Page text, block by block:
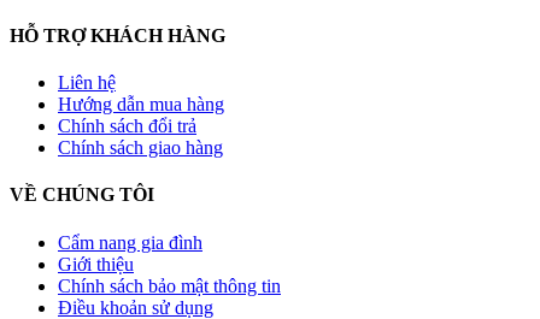
HỖ TRỢ KHÁCH HÀNG
Liên hệ
Hướng dẫn mua hàng
Chính sách đổi trả
Chính sách giao hàng
VỀ CHÚNG TÔI
Cẩm nang gia đình
Giới thiệu
Chính sách bảo mật thông tin
Điều khoản sử dụng